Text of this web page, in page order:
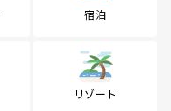
宿泊
リゾート